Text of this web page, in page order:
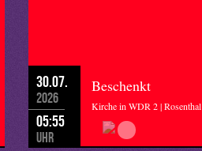
30.07.
2026
05:55
Uhr
Beschenkt
Kirche in WDR 2 | Rosenthal